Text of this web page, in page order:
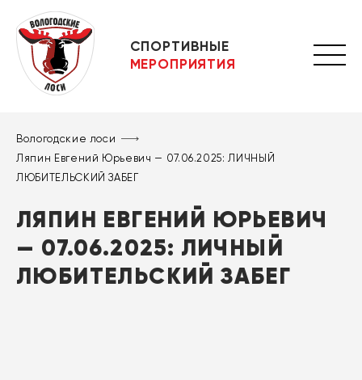
СПОРТИВНЫЕ
МЕРОПРИЯТИЯ
Вологодские лоси
Ляпин Евгений Юрьевич — 07.06.2025: ЛИЧНЫЙ
ЛЮБИТЕЛЬСКИЙ ЗАБЕГ
ЛЯПИН ЕВГЕНИЙ ЮРЬЕВИЧ
— 07.06.2025: ЛИЧНЫЙ
ЛЮБИТЕЛЬСКИЙ ЗАБЕГ